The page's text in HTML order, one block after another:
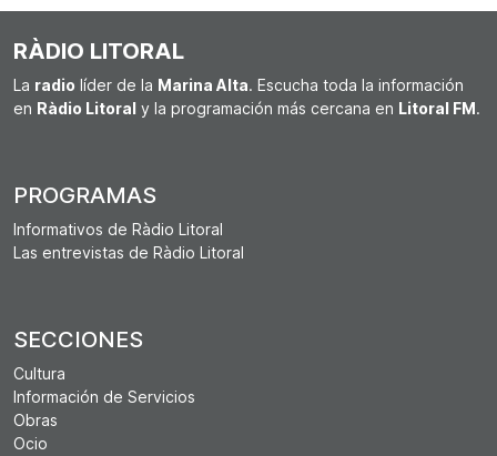
RÀDIO LITORAL
La radio líder de la Marina Alta. Escucha toda la información
en Ràdio Litoral y la programación más cercana en Litoral FM.
PROGRAMAS
Informativos de Ràdio Litoral
Las entrevistas de Ràdio Litoral
SECCIONES
Cultura
Información de Servicios
Obras
Ocio